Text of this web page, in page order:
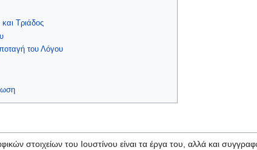
Τριάδος
του Λόγου
στοιχείων του Ιουστίνου είναι τα έργα του, αλλά και